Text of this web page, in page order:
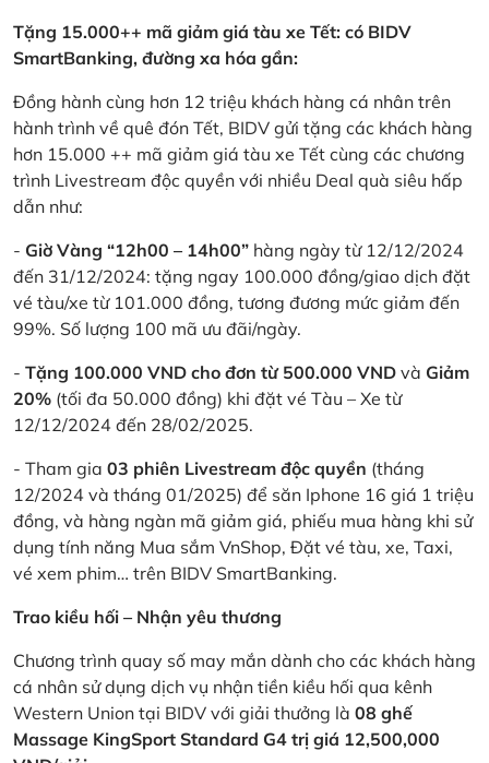
Tặng 15.000++ mã giảm giá tàu xe Tết: có BIDV
SmartBanking, đường xa hóa gần:
Đồng hành cùng hơn 12 triệu khách hàng cá nhân trên
hành trình về quê đón Tết, BIDV gửi tặng các khách hàng
hơn 15.000 ++ mã giảm giá tàu xe Tết cùng các chương
trình Livestream độc quyền với nhiều Deal quà siêu hấp
dẫn như:
- Giờ Vàng “12h00 – 14h00” hàng ngày từ 12/12/2024
đến 31/12/2024: tặng ngay 100.000 đồng/giao dịch đặt
vé tàu/xe từ 101.000 đồng, tương đương mức giảm đến
99%. Số lượng 100 mã ưu đãi/ngày.
- Tặng 100.000 VND cho đơn từ 500.000 VND và Giảm
20% (tối đa 50.000 đồng) khi đặt vé Tàu – Xe từ
12/12/2024 đến 28/02/2025.
- Tham gia 03 phiên Livestream độc quyền (tháng
12/2024 và tháng 01/2025) để săn Iphone 16 giá 1 triệu
đồng, và hàng ngàn mã giảm giá, phiếu mua hàng khi sử
dụng tính năng Mua sắm VnShop, Đặt vé tàu, xe, Taxi,
vé xem phim… trên BIDV SmartBanking.
Trao kiều hối – Nhận yêu thương
Chương trình quay số may mắn dành cho các khách hàng
cá nhân sử dụng dịch vụ nhận tiền kiều hối qua kênh
Western Union tại BIDV với giải thưởng là 08 ghế
Massage KingSport Standard G4 trị giá 12,500,000